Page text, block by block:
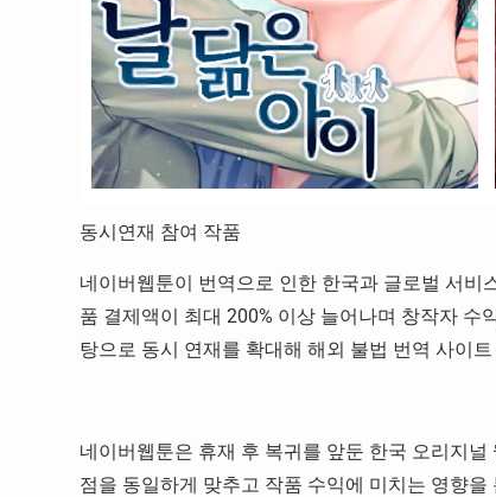
동시연재 참여 작품
네이버웹툰이 번역으로 인한 한국과 글로벌 서비
품 결제액이 최대 200% 이상 늘어나며 창작자
탕으로 동시 연재를 확대해 해외 불법 번역 사이
네이버웹툰은 휴재 후 복귀를 앞둔 한국 오리지
점을 동일하게 맞추고 작품 수익에 미치는 영향을